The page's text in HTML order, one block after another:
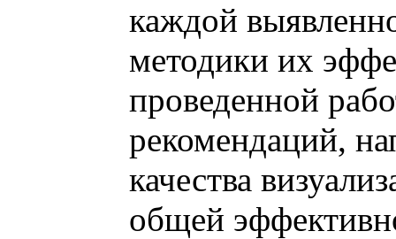
каждой
методики их
проведенной
рекомендаций,
качества
общей